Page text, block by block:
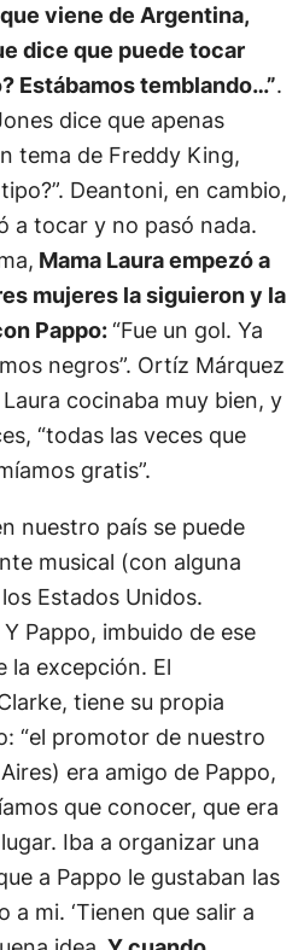
viene de Argentina,
dice que puede tocar
Estábamos temblando…”.
dice que apenas
tema de Freddy King,
Deantoni, en cambio,
a tocar y no pasó nada.
Mama Laura empezó a
mujeres la siguieron y la
Pappo:“Fue un gol. Ya
negros”. Ortíz Márquez
cocinaba muy bien, y
“todas las veces que
gratis”.
nuestro país se puede
musical (con alguna
Estados Unidos.
Pappo, imbuido de ese
la excepción. El
tiene su propia
“el promotor de nuestro
era amigo de Pappo,
que conocer, que era
Iba a organizar una
a Pappo le gustaban las
a mi. ‘Tienen que salir a